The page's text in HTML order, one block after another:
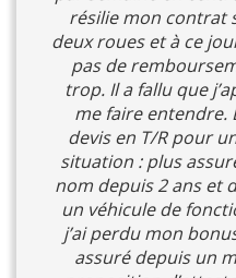
résilie mon contrat
deux roues et à ce
pas de
trop. Il a fallu que
me faire entendre.
devis en T/R pour
situation : plus
nom depuis 2 ans et
un véhicule de
j’ai perdu mon
assuré depuis un